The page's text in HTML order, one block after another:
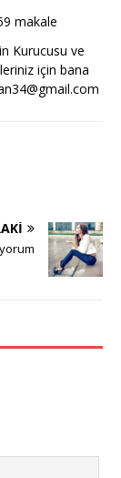
makale
Kurucusu ve
için bana